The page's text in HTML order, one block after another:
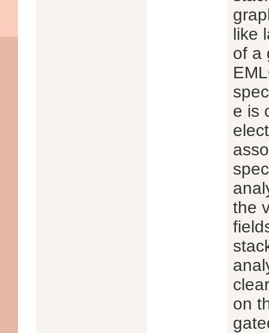
like
of a
e is
the
on